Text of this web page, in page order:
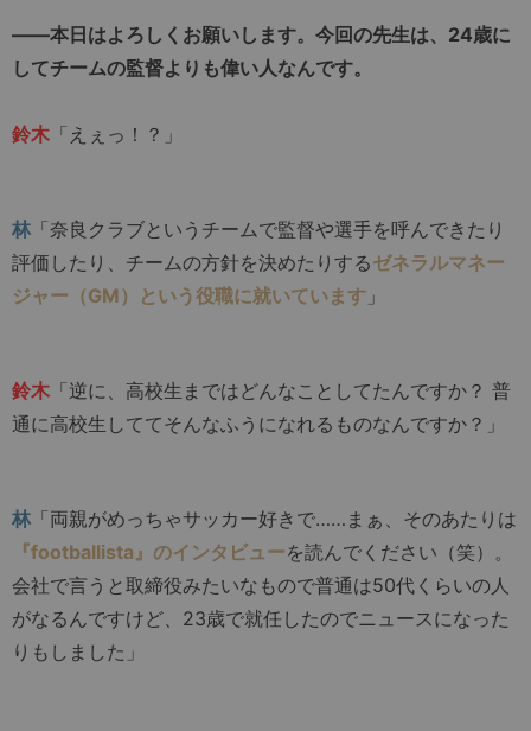
――本日はよろしくお願いします。今回の先生は、24歳に
してチームの監督よりも偉い人なんです。
鈴木 「えぇっ！？」
林 「奈良クラブというチームで監督や選手を呼んできたり
評価したり、チームの方針を決めたりするゼネラルマネー
ジャー（GM）という役職に就いています 」
鈴木 「逆に、高校生まではどんなことしてたんですか？ 普
通に高校生しててそんなふうになれるものなんですか？」
林 「両親がめっちゃサッカー好きで……まぁ、そのあたりは
『footballista』のインタビューを読んでください（笑）。
会社で言うと取締役みたいなもので普通は50代くらいの人
がなるんですけど、23歳で就任したのでニュースになった
りもしました」